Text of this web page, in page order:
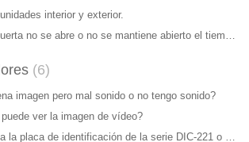
interior y exterior.
6
imagen pero mal sonido o no tengo sonido?
ver la imagen de vídeo?